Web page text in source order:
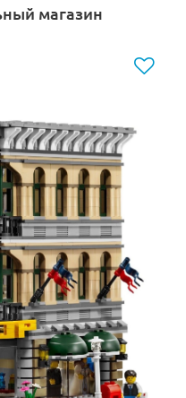
магазина, а сверху
хаотично. Кое-где
выполняющие
кровлю от
можно снять,
магазина.
стену и получить
помещения.
располагается
аппарат, кружка,
Рядом разложены
Вдоль стены
среди которых есть
магазин